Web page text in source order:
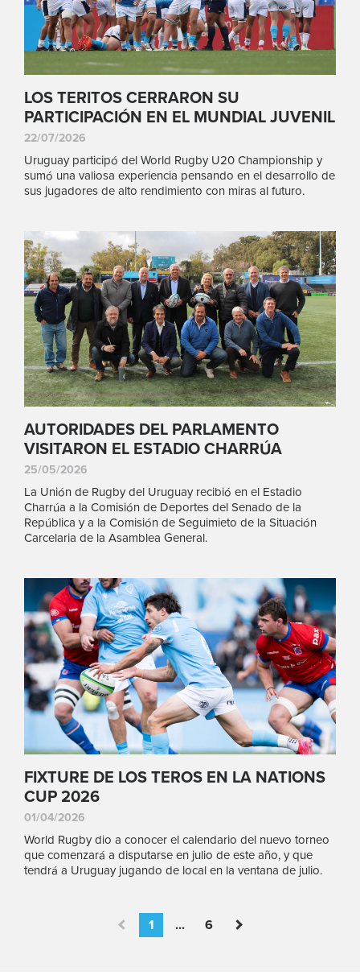
LOS TERITOS CERRARON SU
PARTICIPACIÓN EN EL MUNDIAL JUVENIL
22/07/2026
Uruguay participó del World Rugby U20 Championship y
sumó una valiosa experiencia pensando en el desarrollo de
sus jugadores de alto rendimiento con miras al futuro.
AUTORIDADES DEL PARLAMENTO
VISITARON EL ESTADIO CHARRÚA
25/05/2026
La Unión de Rugby del Uruguay recibió en el Estadio
Charrúa a la Comisión de Deportes del Senado de la
República y a la Comisión de Seguimieto de la Situación
Carcelaria de la Asamblea General.
FIXTURE DE LOS TEROS EN LA NATIONS
CUP 2026
01/04/2026
World Rugby dio a conocer el calendario del nuevo torneo
que comenzará a disputarse en julio de este año, y que
tendrá a Uruguay jugando de local en la ventana de julio.
1 ... 6